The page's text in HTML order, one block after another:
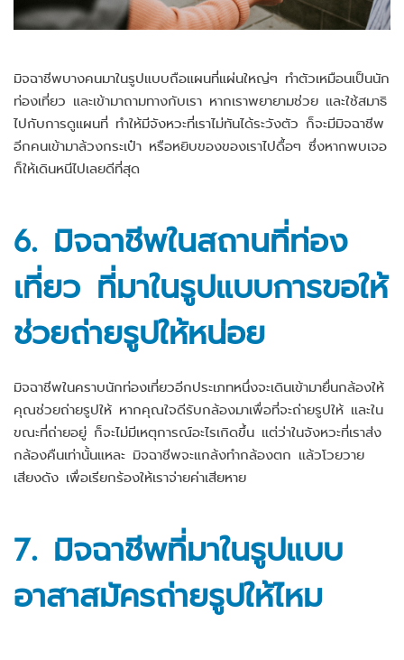
มิจฉาชีพบางคนมาในรูปแบบถือแผนที่แผ่นใหญ่ๆ ทำตัวเหมือนเป็นนัก
ท่องเที่ยว และเข้ามาถามทางกับเรา หากเราพยายามช่วย และใช้สมาธิ
ไปกับการดูแผนที่ ทำให้มีจังหวะที่เราไม่ทันได้ระวังตัว ก็จะมีมิจฉาชีพ
อีกคนเข้ามาล้วงกระเป๋า หรือหยิบของของเราไปดื้อๆ ซึ่งหากพบเจอ
ก็ให้เดินหนีไปเลยดีที่สุด
6. มิจฉาชีพในสถานที่ท่อง
เที่ยว ที่มาในรูปแบบการขอให้
ช่วยถ่ายรูปให้หน่อย
มิจฉาชีพในคราบนักท่องเที่ยวอีกประเภทหนึ่งจะเดินเข้ามายื่นกล้องให้
คุณช่วยถ่ายรูปให้ หากคุณใจดีรับกล้องมาเพื่อที่จะถ่ายรูปให้ และใน
ขณะที่ถ่ายอยู่ ก็จะไม่มีเหตุการณ์อะไรเกิดขึ้น แต่ว่าในจังหวะที่เราส่ง
กล้องคืนเท่านั้นแหละ มิจฉาชีพจะแกล้งทำกล้องตก แล้วโวยวาย
เสียงดัง เพื่อเรียกร้องให้เราจ่ายค่าเสียหาย
7. มิจฉาชีพที่มาในรูปแบบ
อาสาสมัครถ่ายรูปให้ไหม